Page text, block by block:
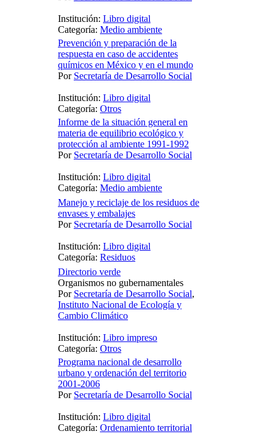
Institución: Libro digital
Categoría: Medio ambiente
Prevención y preparación de la
respuesta en caso de accidentes
químicos en México y en el mundo
Por Secretaría de Desarrollo Social
Institución: Libro digital
Categoría: Otros
Informe de la situación general en
materia de equilibrio ecológico y
protección al ambiente 1991-1992
Por Secretaría de Desarrollo Social
Institución: Libro digital
Categoría: Medio ambiente
Manejo y reciclaje de los residuos de
envases y embalajes
Por Secretaría de Desarrollo Social
Institución: Libro digital
Categoría: Residuos
Directorio verde
Organismos no gubernamentales
Por Secretaría de Desarrollo Social,
Instituto Nacional de Ecología y
Cambio Climático
Institución: Libro impreso
Categoría: Otros
Programa nacional de desarrollo
urbano y ordenación del territorio
2001-2006
Por Secretaría de Desarrollo Social
Institución: Libro digital
Categoría: Ordenamiento territorial